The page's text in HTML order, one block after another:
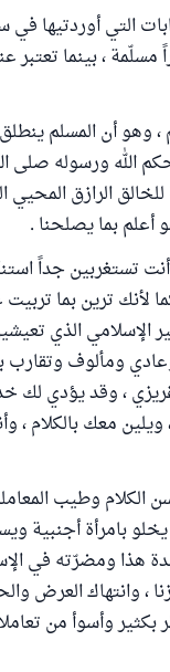
التي أوردتيها في
، بينما تعتبر
وهو أن المسلم
الله ورسوله صلى
الرازق المحيي
بما يصلحنا .
تستغربين جداً
لأنك ترين بما
الإسلامي الذي
ومألوف وتقارب
، وقد يؤدي لك
معك بالكلام ،
الكلام وطيب
بامرأة أجنبية
هذا ومضرّته في
، وانتهاك العرض
وأسوأ من